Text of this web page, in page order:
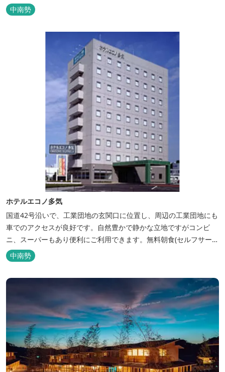
バーベキューも楽しめます。食材と必要な道具がセットになった
「手ぶらバーベキューセット」も人気です。 『ごかつら池どうぶつ
パーク』近くにあります。 多気町観光協会のフェイスブックでは多
中南勢
ホテルエコノ多気
国道42号沿いで、工業団地の玄関口に位置し、周辺の工業団地にも
車でのアクセスが良好です。自然豊かで静かな立地ですがコンビ
ニ、スーパーもあり便利にご利用できます。無料朝食(セルフサービ
ス)、大型無料駐車場も完備。
中南勢